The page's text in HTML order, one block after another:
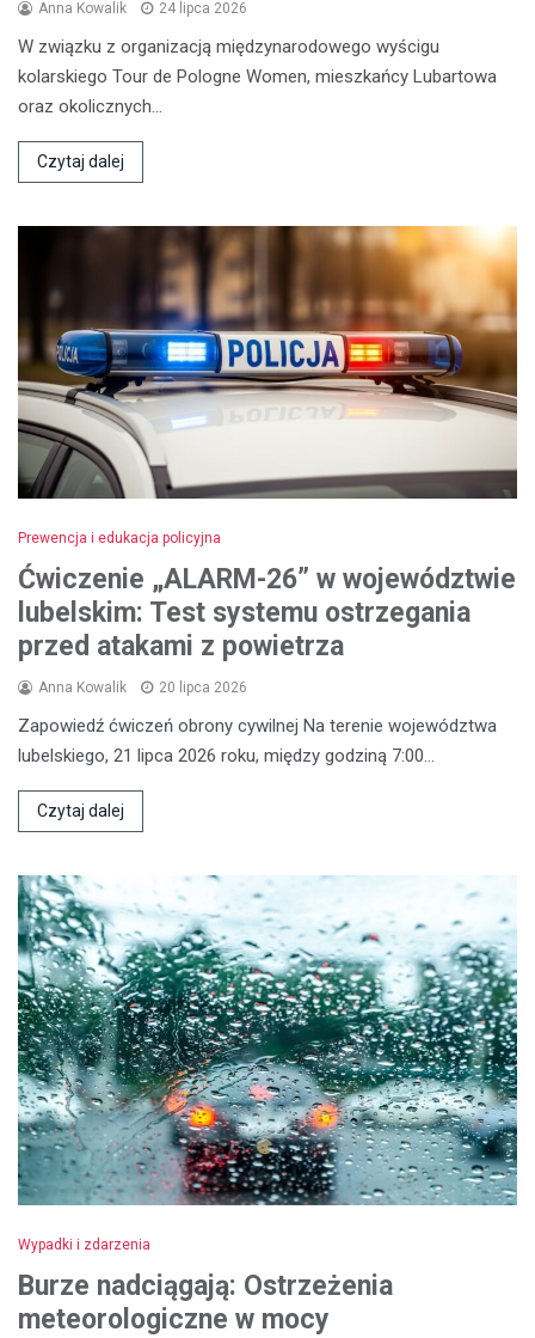
Anna Kowalik 24 lipca 2026
W związku z organizacją międzynarodowego wyścigu
kolarskiego Tour de Pologne Women, mieszkańcy Lubartowa
oraz okolicznych…
Czytaj dalej
Prewencja i edukacja policyjna
Ćwiczenie „ALARM-26” w województwie
lubelskim: Test systemu ostrzegania
przed atakami z powietrza
Anna Kowalik 20 lipca 2026
Zapowiedź ćwiczeń obrony cywilnej Na terenie województwa
lubelskiego, 21 lipca 2026 roku, między godziną 7:00…
Czytaj dalej
Wypadki i zdarzenia
Burze nadciągają: Ostrzeżenia
meteorologiczne w mocy